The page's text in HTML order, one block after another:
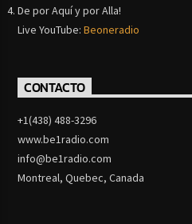
De por Aquí y por Alla!
Live YouTube:Beoneradio
CONTACTO
+1(438) 488-3296
www.be1radio.com
info@be1radio.com
Montreal, Quebec, Canada